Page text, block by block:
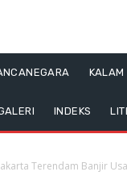
KALAM
INDEKS
Terendam Banjir